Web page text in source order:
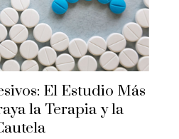
El Estudio Más
la Terapia y la